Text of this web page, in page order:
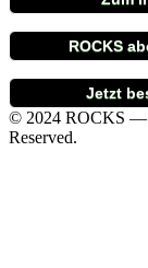
ROCKS
Jetzt
© 2024 ROCKS —
Reserved.